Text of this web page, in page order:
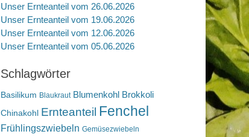
Unser Ernteanteil vom 26.06.2026
Unser Ernteanteil vom 19.06.2026
Unser Ernteanteil vom 12.06.2026
Unser Ernteanteil vom 05.06.2026
Schlagwörter
Basilikum Blaukraut Blumenkohl Brokkoli
Chinakohl Ernteanteil Fenchel
Frühlingszwiebeln Gemüsezwiebeln